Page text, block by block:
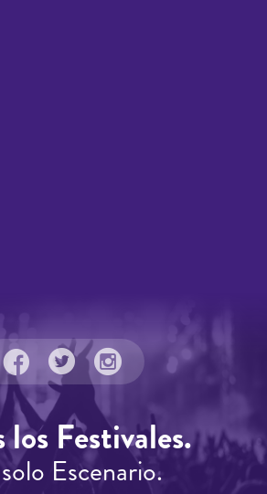
los Festivales.
Escenario.